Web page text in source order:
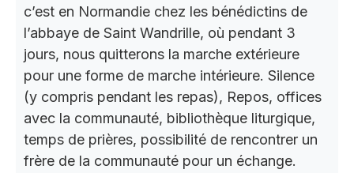
c’est en Normandie chez les bénédictins de
l’abbaye de Saint Wandrille, où pendant 3
jours, nous quitterons la marche extérieure
pour une forme de marche intérieure. Silence
(y compris pendant les repas), Repos, offices
avec la communauté, bibliothèque liturgique,
temps de prières, possibilité de rencontrer un
frère de la communauté pour un échange.